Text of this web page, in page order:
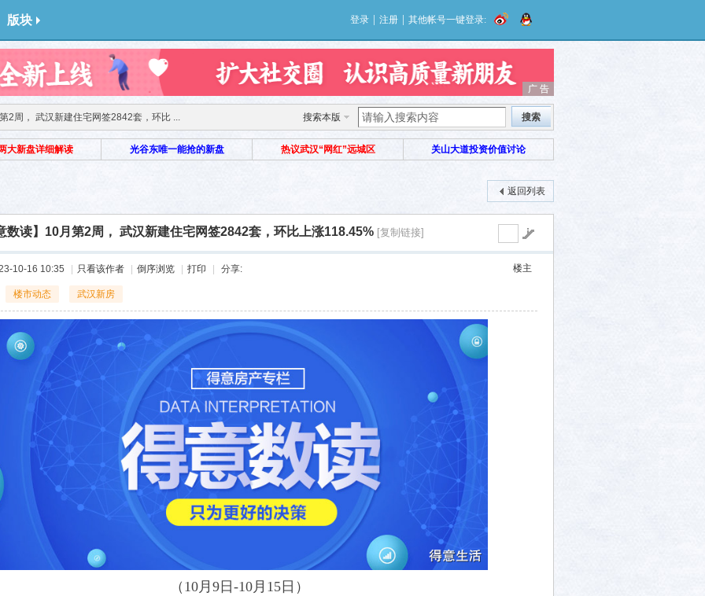
版块 登录 注册 其他帐号一键登录:
广 告
广 告
搜索本版 搜索
2周， 武汉新建住宅网签2842套，环比 ...
大新盘详细解读 光谷东唯一能抢的新盘 热议武汉“网红”远城区 关山大道投资价值讨论
返回列表
数读】10月第2周， 武汉新建住宅网签2842套，环比上涨118.45% [复制链接]
楼主
10-16 10:35 只看该作者 倒序浏览 打印 分享:
楼市动态 武汉新房
（10月9日-10月15日）